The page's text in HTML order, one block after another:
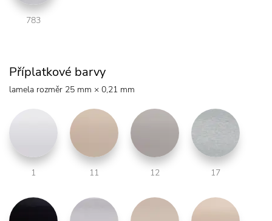
783
Příplatkové barvy
lamela rozměr 25 mm × 0,21 mm
1 11 12 17